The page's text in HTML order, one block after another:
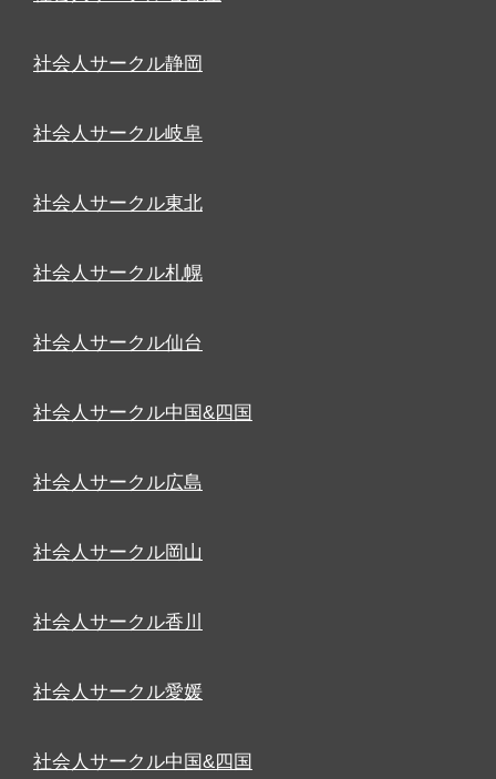
社会人サークル静岡
社会人サークル岐阜
社会人サークル東北
社会人サークル札幌
社会人サークル仙台
社会人サークル中国&四国
社会人サークル広島
社会人サークル岡山
社会人サークル香川
社会人サークル愛媛
社会人サークル中国&四国